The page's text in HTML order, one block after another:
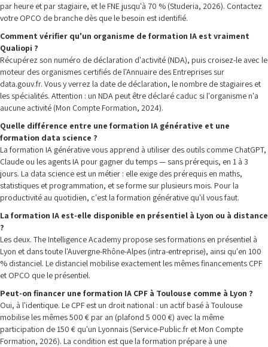
par heure et par stagiaire, et le FNE jusqu'à 70 % (Studeria, 2026). Contactez
votre OPCO de branche dès que le besoin est identifié.
Comment vérifier qu'un organisme de formation IA est vraiment
Qualiopi ?
Récupérez son numéro de déclaration d'activité (NDA), puis croisez-le avec le
moteur des organismes certifiés de l'Annuaire des Entreprises sur
data.gouv.fr. Vous y verrez la date de déclaration, le nombre de stagiaires et
les spécialités. Attention : un NDA peut être déclaré caduc si l'organisme n'a
aucune activité (Mon Compte Formation, 2024).
Quelle différence entre une formation IA générative et une
formation data science ?
La formation IA générative vous apprend à utiliser des outils comme ChatGPT,
Claude ou les agents IA pour gagner du temps — sans prérequis, en 1 à 3
jours. La data science est un métier : elle exige des prérequis en maths,
statistiques et programmation, et se forme sur plusieurs mois. Pour la
productivité au quotidien, c'est la formation générative qu'il vous faut.
La formation IA est-elle disponible en présentiel à Lyon ou à distance
?
Les deux. The Intelligence Academy propose ses formations en présentiel à
Lyon et dans toute l'Auvergne-Rhône-Alpes (intra-entreprise), ainsi qu'en 100
% distanciel. Le distanciel mobilise exactement les mêmes financements CPF
et OPCO que le présentiel.
Peut-on financer une formation IA CPF à Toulouse comme à Lyon ?
Oui, à l'identique. Le CPF est un droit national : un actif basé à Toulouse
mobilise les mêmes 500 € par an (plafond 5 000 €) avec la même
participation de 150 € qu'un Lyonnais (Service-Public.fr et Mon Compte
Formation, 2026). La condition est que la formation prépare à une